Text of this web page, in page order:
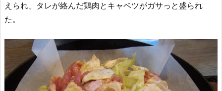
えられ、タレが絡んだ鶏肉とキャベツがガサっと盛られ
た。